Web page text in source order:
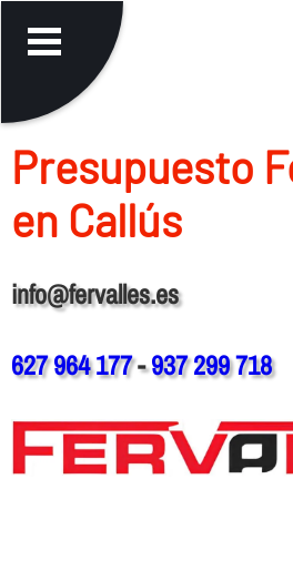
Presupuesto
en Callús
info@fervalles.es
627 964 177-937 299 718